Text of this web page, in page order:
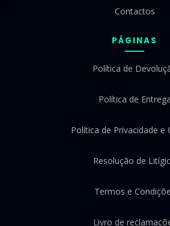
Contactos
PÁGINAS
Política de
Política de Entrega
Política de Privacidade e
Resolução de
Termos e
Livro de